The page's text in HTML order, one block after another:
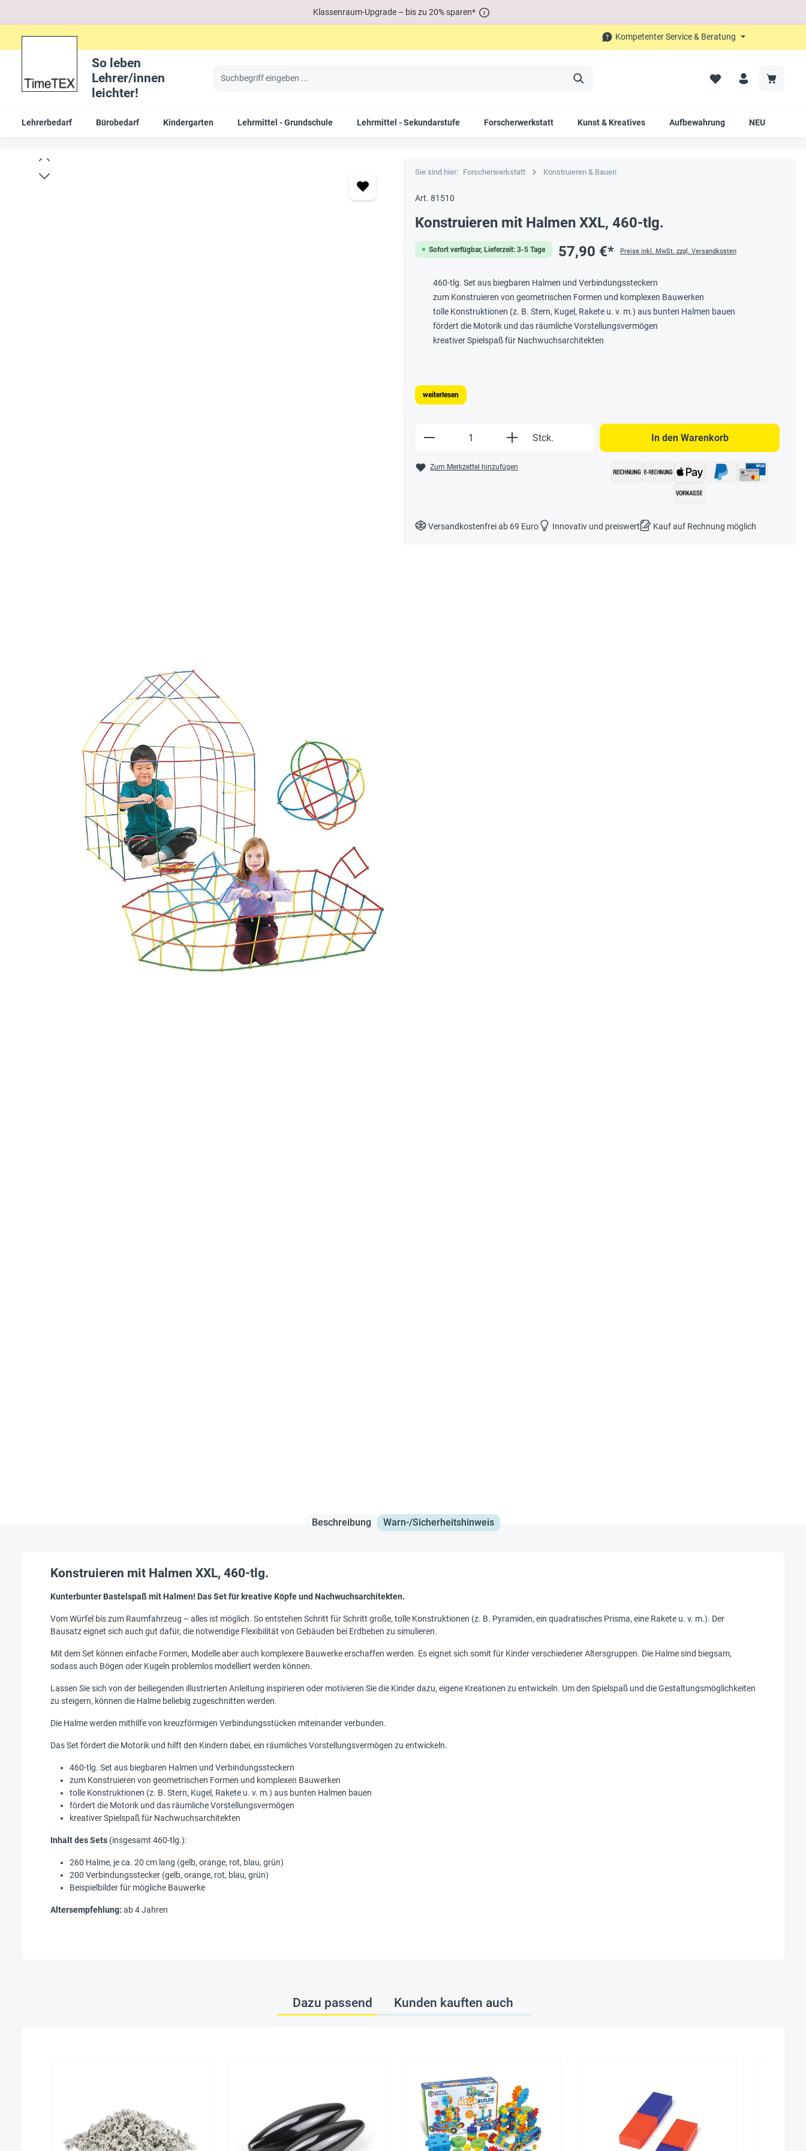
Klassenraum-Upgrade – bis zu 20% sparen*
Kompetenter Service & Beratung
So leben
Lehrer/innen
leichter!
Lehrerbedarf Bürobedarf Kindergarten Lehrmittel - Grundschule Lehrmittel - Sekundarstufe Forscherwerkstatt Kunst & Kreatives Aufbewahrung NEU
Sie sind hier: Forscherwerkstatt Konstruieren & Bauen
Art. 81510
Konstruieren mit Halmen XXL, 460-tlg.
Sofort verfügbar, Lieferzeit: 3-5 Tage 57,90 €* Preise inkl. MwSt. zzgl. Versandkosten
460-tlg. Set aus biegbaren Halmen und Verbindungssteckern
zum Konstruieren von geometrischen Formen und komplexen Bauwerken
tolle Konstruktionen (z. B. Stern, Kugel, Rakete u. v. m.) aus bunten Halmen bauen
fördert die Motorik und das räumliche Vorstellungsvermögen
kreativer Spielspaß für Nachwuchsarchitekten
weiterlesen
Produkt Anzahl: Gib den gewünschten Wert ein oder
Stck.
Zum Merkzettel hinzufügen
In den Warenkorb
Versandkostenfrei ab 69 Euro Innovativ und preiswert Kauf auf Rechnung möglich
Beschreibung Warn-/Sicherheitshinweis
Konstruieren mit Halmen XXL, 460-tlg.
Kunterbunter Bastelspaß mit Halmen! Das Set für kreative Köpfe und Nachwuchsarchitekten.
Vom Würfel bis zum Raumfahrzeug – alles ist möglich. So entstehen Schritt für Schritt große, tolle Konstruktionen (z. B. Pyramiden, ein quadratisches Prisma, eine Rakete u. v. m.). Der
Bausatz eignet sich auch gut dafür, die notwendige Flexibilität von Gebäuden bei Erdbeben zu simulieren.
Mit dem Set können einfache Formen, Modelle aber auch komplexere Bauwerke erschaffen werden. Es eignet sich somit für Kinder verschiedener Altersgruppen. Die Halme sind biegsam,
sodass auch Bögen oder Kugeln problemlos modelliert werden können.
Lassen Sie sich von der beiliegenden illustrierten Anleitung inspirieren oder motivieren Sie die Kinder dazu, eigene Kreationen zu entwickeln. Um den Spielspaß und die Gestaltungsmöglichkeiten
zu steigern, können die Halme beliebig zugeschnitten werden.
Die Halme werden mithilfe von kreuzförmigen Verbindungsstücken miteinander verbunden.
Das Set fördert die Motorik und hilft den Kindern dabei, ein räumliches Vorstellungsvermögen zu entwickeln.
460-tlg. Set aus biegbaren Halmen und Verbindungssteckern
zum Konstruieren von geometrischen Formen und komplexen Bauwerken
tolle Konstruktionen (z. B. Stern, Kugel, Rakete u. v. m.) aus bunten Halmen bauen
fördert die Motorik und das räumliche Vorstellungsvermögen
kreativer Spielspaß für Nachwuchsarchitekten
Inhalt des Sets (insgesamt 460-tlg.):
260 Halme, je ca. 20 cm lang (gelb, orange, rot, blau, grün)
200 Verbindungsstecker (gelb, orange, rot, blau, grün)
Beispielbilder für mögliche Bauwerke
Altersempfehlung: ab 4 Jahren
Dazu passend Kunden kauften auch